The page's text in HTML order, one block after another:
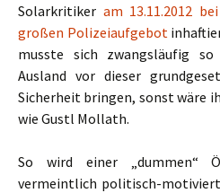
Solarkritiker am 13.11.2012
großen Polizeiaufgebot
musste sich zwangsläufig
Ausland vor dieser
Sicherheit bringen, sonst wäre
wie Gustl Mollath.
So wird einer „dummen“
vermeintlich politisch-